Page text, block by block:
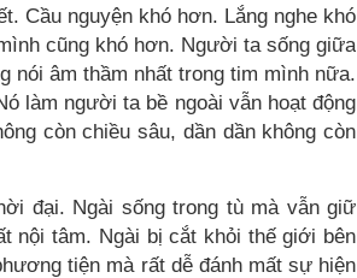
Cầu nguyện khó hơn. Lắng nghe khó
cũng khó hơn. Người ta sống giữa
nói âm thầm nhất trong tim mình nữa.
làm người ta bề ngoài vẫn hoạt động
còn chiều sâu, dần dần không còn
đại. Ngài sống trong tù mà vẫn giữ
nội tâm. Ngài bị cắt khỏi thế giới bên
tiện mà rất dễ đánh mất sự hiện